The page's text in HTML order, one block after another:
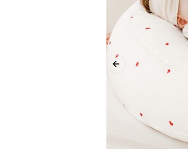
Previous slide